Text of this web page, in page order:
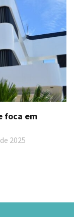
foca em
2025